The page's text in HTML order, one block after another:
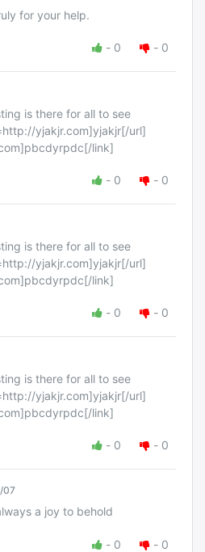
for your help.
- 0 - 0
is there for all to see
yjakjr.com]yjakjr[/url]
link]
- 0 - 0
is there for all to see
yjakjr.com]yjakjr[/url]
link]
- 0 - 0
is there for all to see
yjakjr.com]yjakjr[/url]
link]
- 0 - 0
07
a joy to behold
- 0 - 0